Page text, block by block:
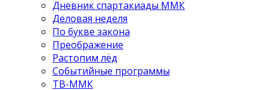
Дневник спартакиады ММК
Деловая неделя
По букве закона
Преображение
Растопим лёд
Событийные программы
ТВ-ММК